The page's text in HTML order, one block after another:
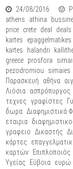
24/08/2016
athens
athina
price crete deal deals
kartes
epaggelmatikes
kartes
halandri
greece prosfora
pezodromiou
simaies
Παρασκευή
αθήνα
Λιόσια
ασπρόπυργος
τεχνες
γραφίστες
δωρα Διαφημιστικά
εταιρια
διαφημιστικο
γραφειο Δικαστής
κάρτες
καρτών
Επιπλοποιός
Υγείας
Εύβοια ευρώ